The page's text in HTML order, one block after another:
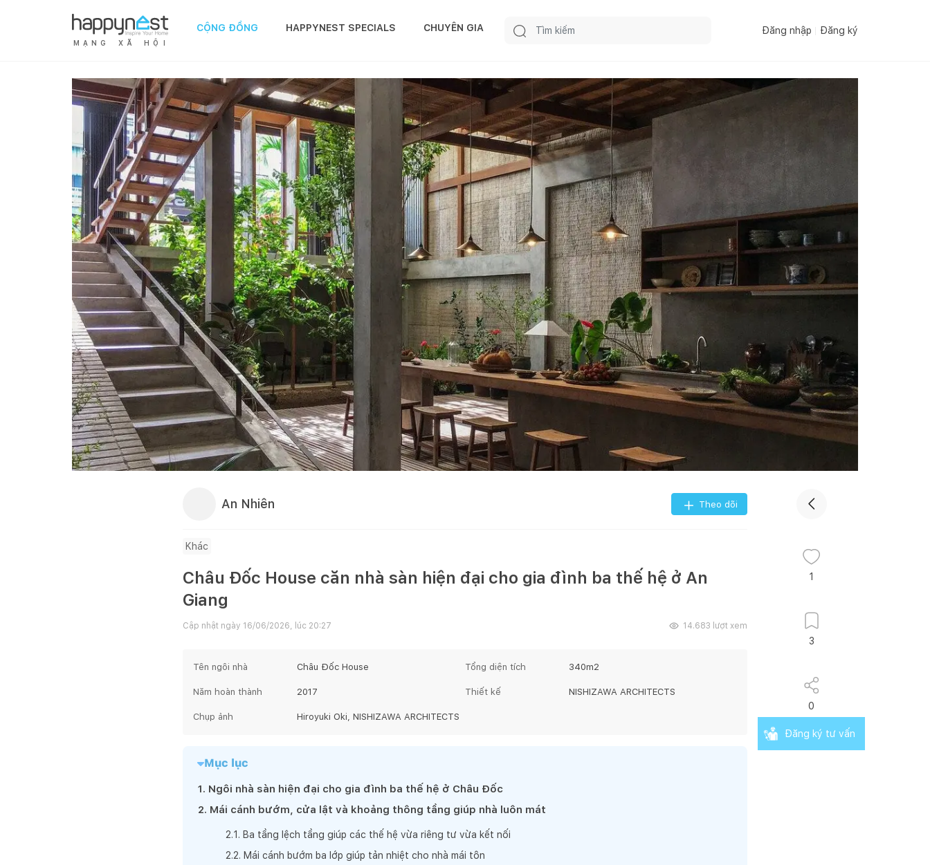
M Ạ N G X Ã H Ộ I
CỘNG ĐỒNG HAPPYNEST SPECIALS CHUYÊN GIA Đăng nhập Đăng ký
An Nhiên Theo dõi
Khác
Châu Đốc House căn nhà sàn hiện đại cho gia đình ba thế hệ ở An
Giang
Cập nhật ngày 16/06/2026, lúc 20:27 14.683 lượt xem
Tên ngôi nhà Châu Đốc House Tổng diện tích 340m2
Năm hoàn thành 2017 Thiết kế NISHIZAWA ARCHITECTS
Chụp ảnh Hiroyuki Oki, NISHIZAWA ARCHITECTS
Mục lục
1. Ngôi nhà sàn hiện đại cho gia đình ba thế hệ ở Châu Đốc
2. Mái cánh bướm, cửa lật và khoảng thông tầng giúp nhà luôn mát
2.1 . Ba tầng lệch tầng giúp các thế hệ vừa riêng tư vừa kết nối
2.2. Mái cánh bướm ba lớp giúp tản nhiệt cho nhà mái tôn
1
3
0
Đăng ký tư vấn